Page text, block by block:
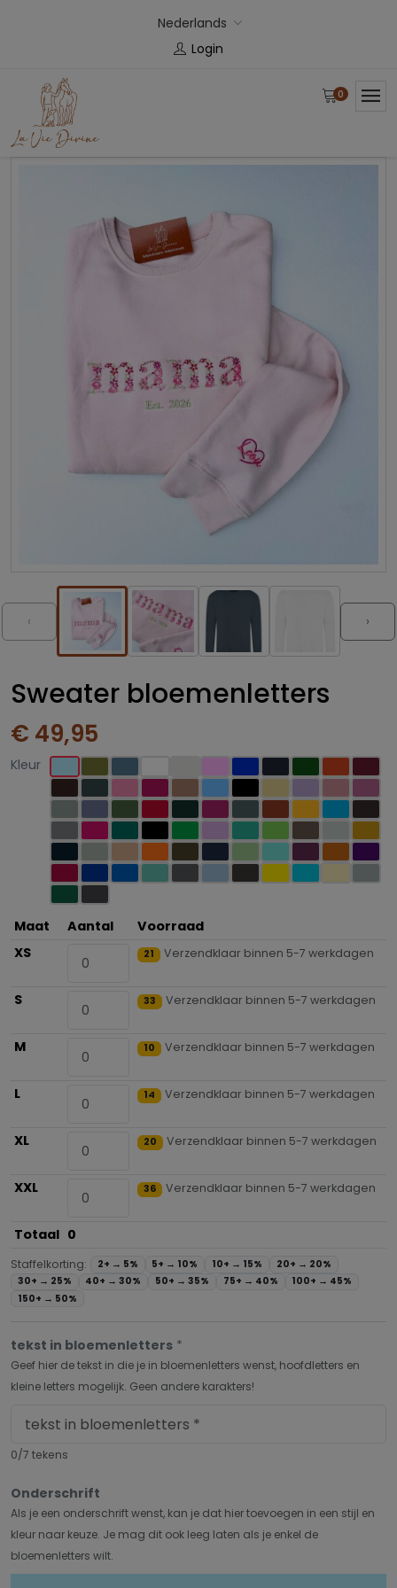
Nederlands
Login
0
‹ ›
Sweater bloemenletters
€ 49,95
Kleur
Maat Aantal
Voorraad
XS
21 Verzendklaar binnen 5-7 werkdagen
S 33 Verzendklaar binnen 5-7 werkdagen
M 10 Verzendklaar binnen 5-7 werkdagen
L 14 Verzendklaar binnen 5-7 werkdagen
XL 20 Verzendklaar binnen 5-7 werkdagen
XXL 36 Verzendklaar binnen 5-7 werkdagen
Totaal 0
Staffelkorting: 2+ → 5% 5+ → 10% 10+ → 15% 20+ → 20%
30+ → 25% 40+ →30% 50+ →35% 75+ → 40% 100+ → 45%
150+ → 50%
tekst in bloemenletters *
Geef hier de tekst in die je in bloemenletters wenst, hoofdletters en
kleine letters mogelijk. Geen andere karakters!
0/7 tekens
Onderschrift
Als je een onderschrift wenst, kan je dat hier toevoegen in een stijl en
kleur naar keuze. Je mag dit ook leeg laten als je enkel de
bloemenletters wilt.